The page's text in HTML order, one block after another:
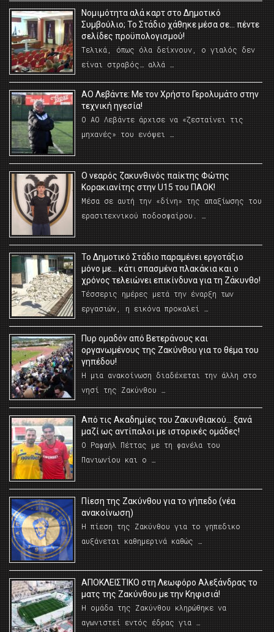
Νομιμότητα αλά καρτ στο Δημοτικό
Συμβούλιο; Το Στάδιο χάθηκε μέσα σε… πέντε
σελίδες προϋπολογισμού!
Τελικά, όπως όλα δείχνουν, ο γιαλός δεν
είναι στραβός… αλλά …
ΑΟ Λεβάντε: Με τον Χρήστο Γερολυμάτο στην
τεχνική ηγεσία!
Ο ΑΟ Λεβάντε άρχισε να «ζεσταίνει τις
μηχανές» του ενόψει …
O νεαρός ζακυνθινός παίκτης Φώτης
Κορακιανίτης στην U15 του ΠΑΟΚ!
Μέσα σε αυτή την «δίνη» της απαξίωσης του
ερασιτεχνικού ποδοσφαίρου. …
Το Δημοτικό Στάδιο παραμένει εργοτάξιο
μόνο με… κάτι σπασμένα πλακάκια και ο
χρόνος τελειώνει επικίνδυνα για τη Ζάκυνθο!
Τέσσερις ημέρες μετά την έναρξη των
εργασιών, η εικόνα προκαλεί …
Πυρ ομαδόν από Βετεράνους και
οργανωμένους της Ζακύνθου για το θέμα του
γηπέδου!
Η μια ανακοίνωση διαδέχεται την άλλη στο
νησί της Ζακύνθου …
Από τις Ακαδημίες του Ζακυνθιακού… ξανά
μαζί ως αντίπαλοι με ιστορικές ομάδες!
Ο Ραφαήλ Πέττας με τη φανέλα του
Πανιωνίου και ο …
Πίεση της Ζακύνθου για το γήπεδο (νέα
ανακοίνωση)
Η πίεση της Ζακύνθου για το γηπεδικο
αυξάνεται καθημερινά καθώς …
AΠΟΚΛΕΙΣΤΙΚΟ στη Λεωφόρο Αλεξάνδρας το
ματς της Ζακύνθου με την Κηφισιά!
Η ομάδα της Ζακύνθου κληρώθηκε να
αγωνιστεί εντός έδρας για …